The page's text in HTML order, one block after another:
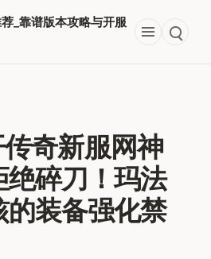
_靠谱版本攻略与开服
奇新服网神
碎刀！玛法
的装备强化禁